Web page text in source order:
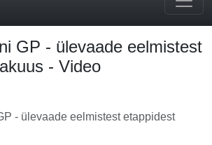
GP - ülevaade eelmistest
- Video
- ülevaade eelmistest etappidest